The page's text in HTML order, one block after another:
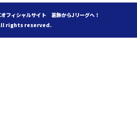
ィシャルサイト 葛飾からJリーグへ！
rights reserved.